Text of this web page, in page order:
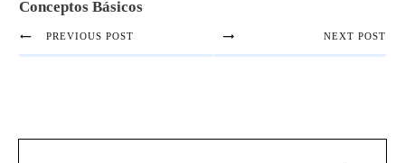
Conceptos Básicos
PREVIOUS POST NEXT POST